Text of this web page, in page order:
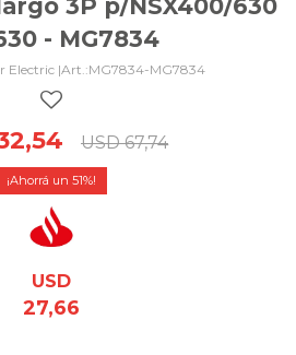
3P p/NSX400/630
- MG7834
Electric | MG7834-MG7834
USD 67,74
51
USD
27,66